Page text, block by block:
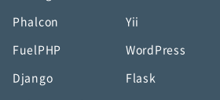
Phalcon Yii
FuelPHP WordPress
Django Flask